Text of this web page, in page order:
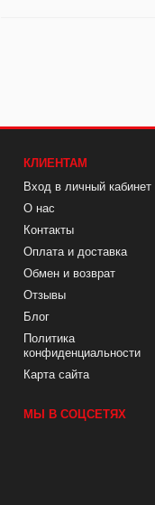
КЛИЕНТАМ
Вход в личный кабинет
О нас
Контакты
Оплата и доставка
Обмен и возврат
Отзывы
Блог
Политика
конфиденциальности
Карта сайта
МЫ В СОЦСЕТЯХ